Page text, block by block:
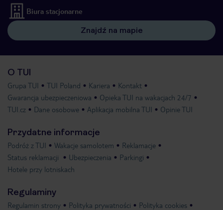
Biura stacjonarne
Znajdź na mapie
O TUI
Grupa TUI TUI Poland Kariera
Kontakt
Gwarancja ubezpieczeniowa
Opieka TUI na wakacjach 24/7
TUI.cz
Dane osobowe Aplikacja mobilna TUI Opinie TUI
Przydatne informacje
Podróż z TUI Wakacje samolotem
Reklamacje
Status reklamacji
Ubezpieczenia
Parkingi
Hotele przy lotniskach
Regulaminy
Regulamin strony Polityka prywatności Polityka cookies